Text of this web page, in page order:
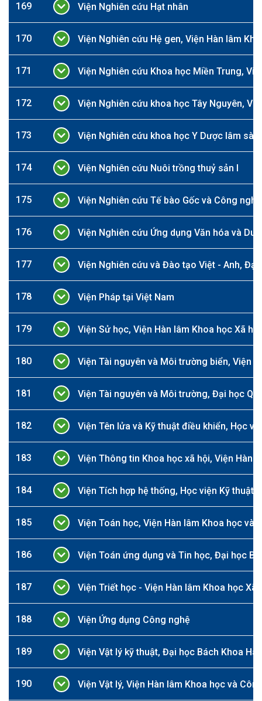
169 Viện Nghiên cứu Hạt nhân
170 Viện Nghiên cứu Hệ gen, Viện Hàn lâm
171 Viện Nghiên cứu Khoa học Miền Trung,
172 Viện Nghiên cứu khoa học Tây Nguyên,
173 Viện Nghiên cứu khoa học Y Dược lâm
174 Viện Nghiên cứu Nuôi trồng thuỷ sản I
175 Viện Nghiên cứu Tế bào Gốc và Công
176 Viện Nghiên cứu Ứng dụng Văn hóa và Du
177 Viện Nghiên cứu và Đào tạo Việt - Anh, Đại
178 Viện Pháp tại Việt Nam
179 Viện Sử học, Viện Hàn lâm Khoa học Xã
180 Viện Tài nguyên và Môi trường biển, Viện
181 Viện Tài nguyên và Môi trường, Đại học
182 Viện Tên lửa và Kỹ thuật điều khiển, Học
183 Viện Thông tin Khoa học xã hội, Viện Hàn
184 Viện Tích hợp hệ thống, Học viện Kỹ thuật
185 Viện Toán học, Viện Hàn lâm Khoa học và
186 Viện Toán ứng dụng và Tin học, Đại học
187 Viện Triết học - Viện Hàn lâm Khoa học Xã
188 Viện Ứng dụng Công nghệ
189 Viện Vật lý kỹ thuật, Đại học Bách Khoa Hà
190 Viện Vật lý, Viện Hàn lâm Khoa học và